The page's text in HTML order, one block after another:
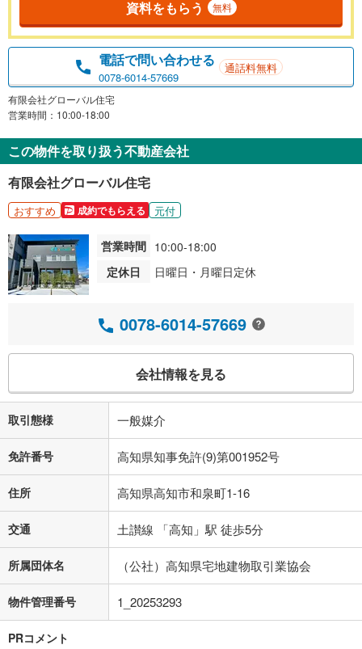
資料をもらう 無料
電話で問い合わせる
0078-6014-57669
通話料無料
有限会社グローバル住宅
営業時間：10:00-18:00
この物件を取り扱う不動産会社
有限会社グローバル住宅
おすすめ 成約でもらえる 元付
営業時間 10:00-18:00
定休日
日曜日・月曜日定休
0078-6014-57669
会社情報を見る
取引態様 一般媒介
免許番号 高知県知事免許(9)第001952号
住所 高知県高知市和泉町1-16
交通 土讃線 「高知」駅 徒歩5分
所属団体名 （公社）高知県宅地建物取引業協会
物件管理番号 1_20253293
PRコメント